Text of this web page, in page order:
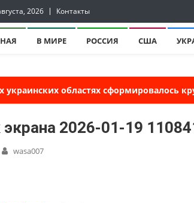
2026 Контакты
В МИРЕ РОССИЯ США
украинских областях
2026-01-19
wasa007